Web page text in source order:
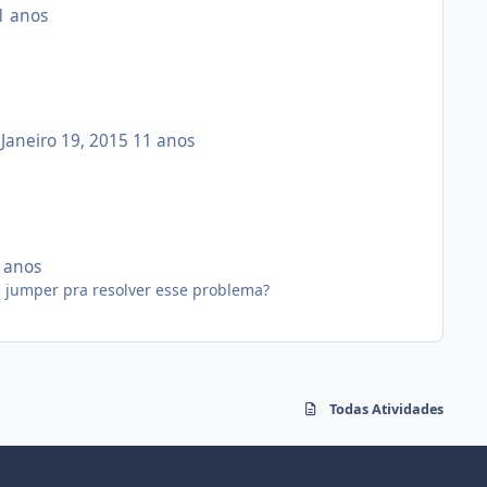
anos
Janeiro 19, 2015 11 anos
anos
pra resolver esse problema?
Todas Atividades